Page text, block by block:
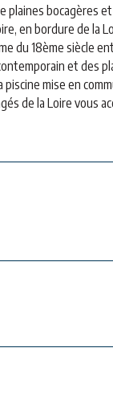
plaines bocagères
en bordure de la
du 18ème siècle
et des
mise en
de la Loire vous